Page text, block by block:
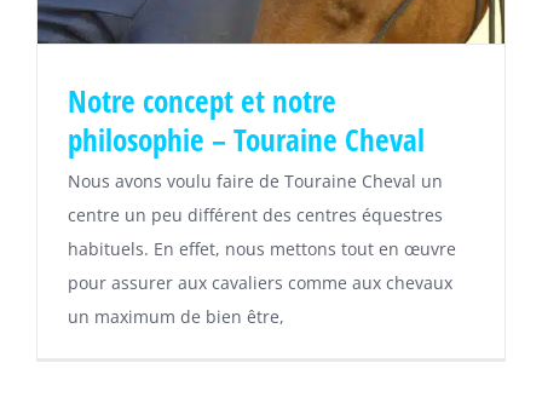
Notre concept et notre
philosophie – Touraine Cheval
Nous avons voulu faire de Touraine Cheval un
centre un peu différent des centres équestres
habituels. En effet, nous mettons tout en œuvre
pour assurer aux cavaliers comme aux chevaux
un maximum de bien être,